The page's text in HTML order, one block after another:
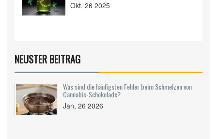
Okt, 26 2025
NEUSTER BEITRAG
Was sind die häufigsten Fehler beim Schmelzen von
Cannabis-Schokolade?
Jan, 26 2026